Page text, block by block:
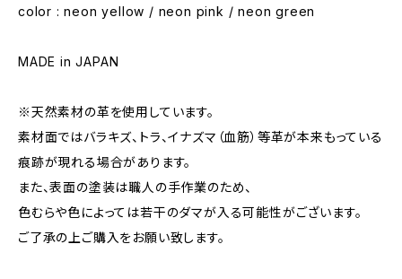
color : neon yellow / neon pink / neon green
MADE in JAPAN
※天然素材の革を使用しています。
素材面ではバラキズ、トラ、イナズマ（血筋）等革が本来もっている
痕跡が現れる場合があります。
また、表面の塗装は職人の手作業のため、
色むらや色によっては若干のダマが入る可能性がございます。
ご了承の上ご購入をお願い致します。